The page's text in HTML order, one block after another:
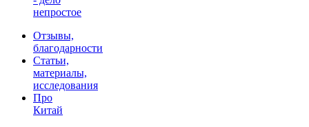
непростое
Отзывы,
благодарности
Статьи,
материалы,
исследования
Про
Китай